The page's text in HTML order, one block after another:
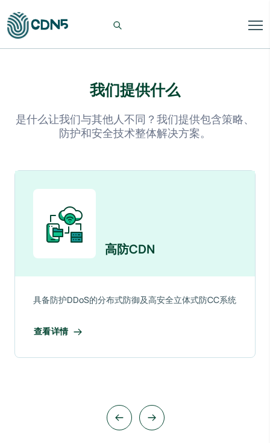
我们提供什么
是什么让我们与其他人不同？我们提供包含策略、
防护和安全技术整体解决方案。
高防CDN
具备防护DDoS的分布式防御及高安全立体式防CC系统
查看详情